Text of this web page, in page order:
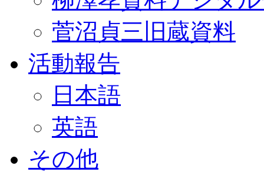
菅沼貞三旧蔵資料
活動報告
日本語
英語
その他